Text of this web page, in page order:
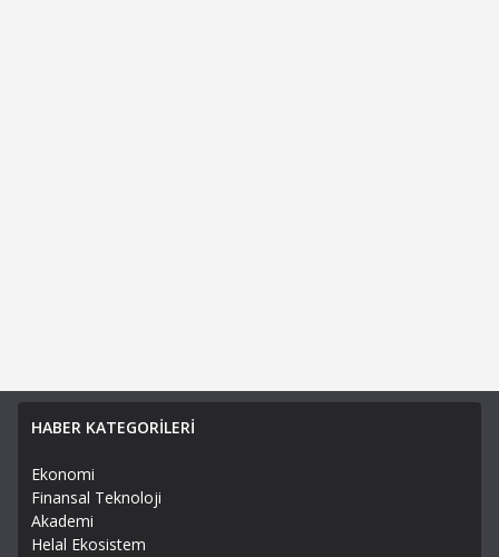
HABER KATEGORİLERİ
Ekonomi
Finansal Teknoloji
Akademi
Helal Ekosistem